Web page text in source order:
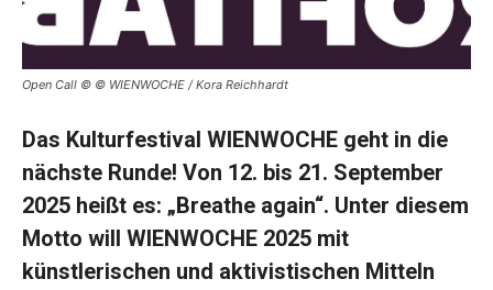
Open Call © © WIENWOCHE / Kora Reichhardt
Das Kulturfestival WIENWOCHE geht in die
nächste Runde! Von 12. bis 21. September
2025 heißt es: „Breathe again“. Unter diesem
Motto will WIENWOCHE 2025 mit
künstlerischen und aktivistischen Mitteln